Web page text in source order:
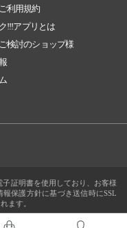
利用規約
!!!アプリとは
検討のショップ様
子証明書を使用しており、お客様
保護方針に基づき送信時にSSL
ます。